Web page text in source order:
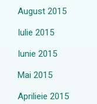
August 2015
Iulie 2015
Iunie 2015
Mai 2015
Aprilieie 2015